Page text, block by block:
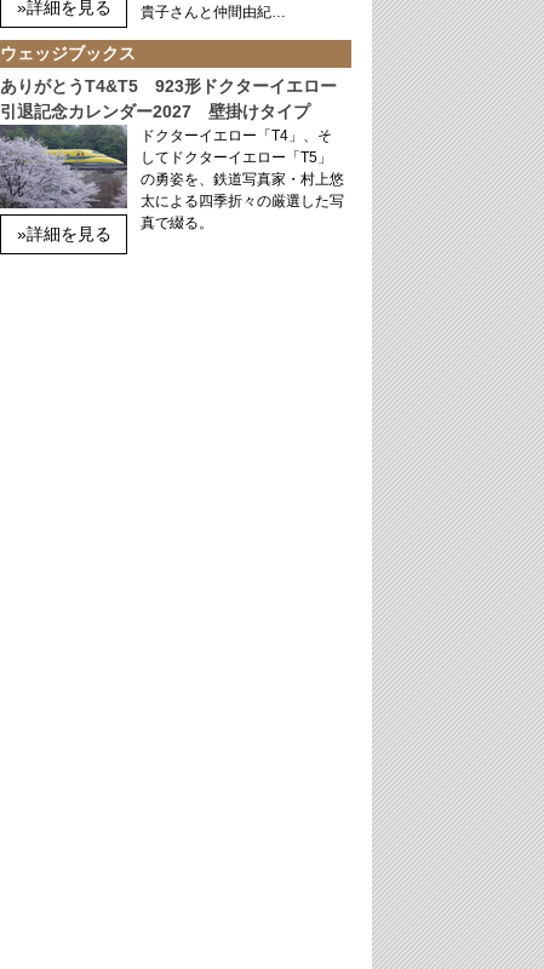
»詳細を見る
貴子さんと仲間由紀…
ウェッジブックス
ありがとうT4&T5 923形ドクターイエロー
引退記念カレンダー2027 壁掛けタイプ
»詳細を見る
ドクターイエロー「T4」、そ
してドクターイエロー「T5」
の勇姿を、鉄道写真家・村上悠
太による四季折々の厳選した写
真で綴る。